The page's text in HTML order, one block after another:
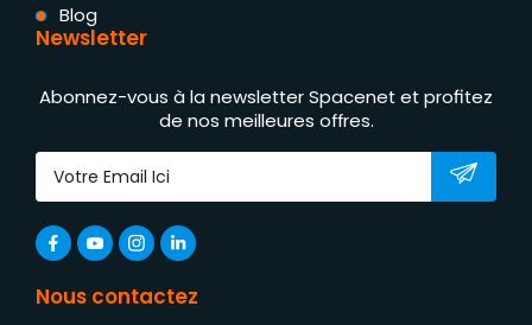
Blog
Newsletter
Abonnez-vous à la newsletter Spacenet et profitez
de nos meilleures offres.
Nous contactez